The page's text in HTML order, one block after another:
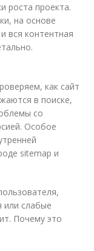
роста проекта.
на основе
вся контентная
как сайт
в поиске,
со
Особое
sitemap и
или слабые
Почему это